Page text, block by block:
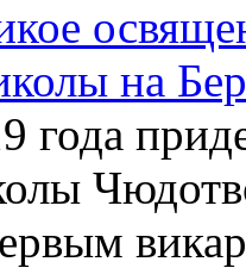
на
года